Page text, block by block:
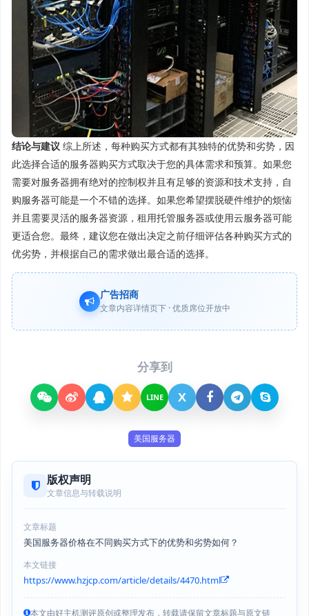
结论与建议 综上所述，每种购买方式都有其独特的优势和劣势，因
此选择合适的服务器购买方式取决于您的具体需求和预算。如果您
需要对服务器拥有绝对的控制权并且有足够的资源和技术支持，自
购服务器可能是一个不错的选择。如果您希望摆脱硬件维护的烦恼
并且需要灵活的服务器资源，租用托管服务器或使用云服务器可能
更适合您。最终，建议您在做出决定之前仔细评估各种购买方式的
优劣势，并根据自己的需求做出最合适的选择。
广告招商
文章内容详情页下 · 优质席位开放中
分享到
LINE X
美国服务器
版权声明
文章信息与转载说明
文章标题
美国服务器价格在不同购买方式下的优势和劣势如何？
本文链接
https://www.hzjcp.com/article/details/4470.html
本文由好主机测评原创或整理发布，转载请保留文章标题与原文链